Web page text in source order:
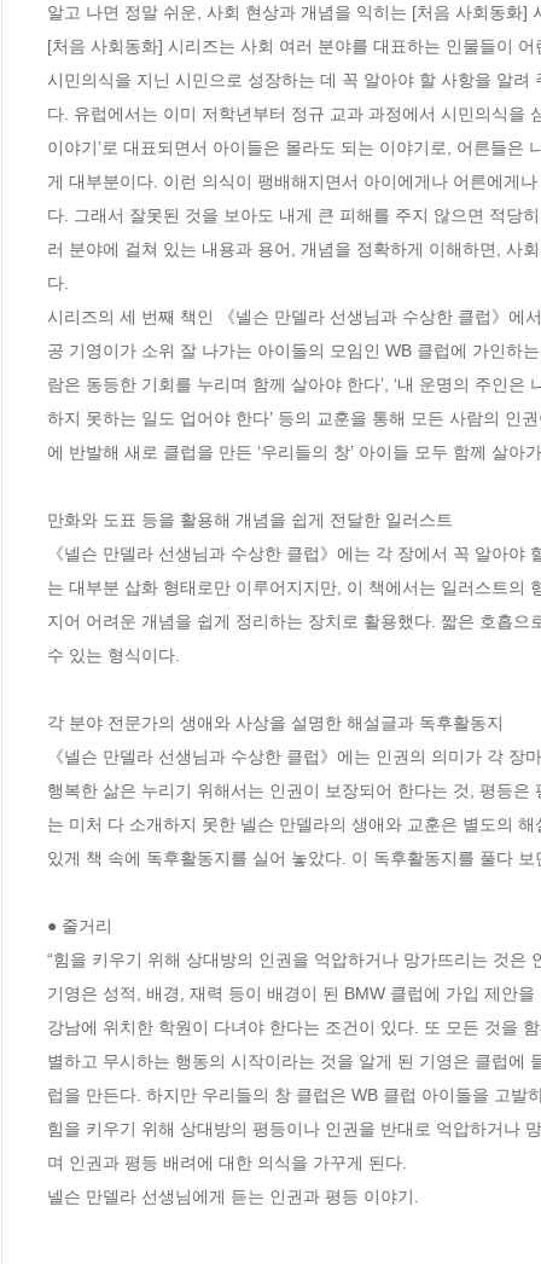
알고 나면 정말 쉬운, 사회 현상과 개념을 익히는 [처음 사회동화]
[처음 사회동화] 시리즈는 사회 여러 분야를 대표하는 인물들이
시민의식을 지닌 시민으로 성장하는 데 꼭 알아야 할 사항을 알
다. 유럽에서는 이미 저학년부터 정규 교과 과정에서 시민의식을
이야기’로 대표되면서 아이들은 몰라도 되는 이야기로, 어른들
게 대부분이다. 이런 의식이 팽배해지면서 아이에게나 어른에게
다. 그래서 잘못된 것을 보아도 내게 큰 피해를 주지 않으면 적당
러 분야에 걸쳐 있는 내용과 용어, 개념을 정확하게 이해하면, 사
다.
시리즈의 세 번째 책인 《넬슨 만델라 선생님과 수상한 클럽》에
공 기영이가 소위 잘 나가는 아이들의 모임인 WB 클럽에 가인하
람은 동등한 기회를 누리며 함께 살아야 한다’, ‘내 운명의 주인
하지 못하는 일도 업어야 한다’ 등의 교훈을 통해 모든 사람의 인
에 반발해 새로 클럽을 만든 ‘우리들의 창’ 아이들 모두 함께 살
만화와 도표 등을 활용해 개념을 쉽게 전달한 일러스트
《넬슨 만델라 선생님과 수상한 클럽》에는 각 장에서 꼭 알아
는 대부분 삽화 형태로만 이루어지지만, 이 책에서는 일러스트의
지어 어려운 개념을 쉽게 정리하는 장치로 활용했다. 짧은 호흡
수 있는 형식이다.
각 분야 전문가의 생애와 사상을 설명한 해설글과 독후활동지
《넬슨 만델라 선생님과 수상한 클럽》에는 인권의 의미가 각
행복한 삶은 누리기 위해서는 인권이 보장되어 한다는 것, 평등
는 미처 다 소개하지 못한 넬슨 만델라의 생애와 교훈은 별도의
있게 책 속에 독후활동지를 실어 놓았다. 이 독후활동지를 풀다
● 줄거리
“힘을 키우기 위해 상대방의 인권을 억압하거나 망가뜨리는 것은
기영은 성적, 배경, 재력 등이 배경이 된 BMW 클럽에 가입 제안
강남에 위치한 학원이 다녀야 한다는 조건이 있다. 또 모든 것을
별하고 무시하는 행동의 시작이라는 것을 알게 된 기영은 클럽에
럽을 만든다. 하지만 우리들의 창 클럽은 WB 클럽 아이들을 고
힘을 키우기 위해 상대방의 평등이나 인권을 반대로 억압하거나
며 인권과 평등 배려에 대한 의식을 가꾸게 된다.
넬슨 만델라 선생님에게 듣는 인권과 평등 이야기.